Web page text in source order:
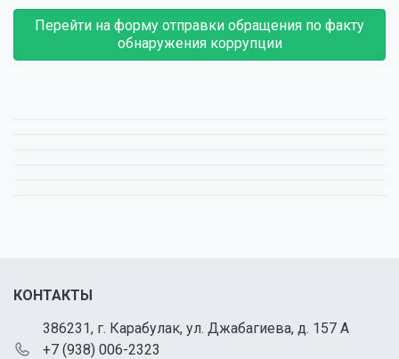
Перейти на форму отправки обращения по факту
обнаружения коррупции
КОНТАКТЫ
386231, г. Карабулак, ул. Джабагиева, д. 157 А
+7 (938) 006-2323